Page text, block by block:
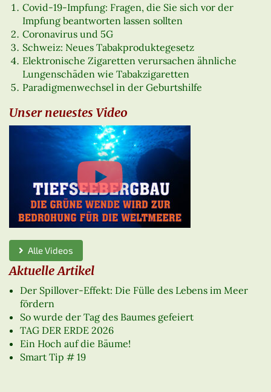
Covid-19-Impfung: Fragen, die Sie sich vor der
Impfung beantworten lassen sollten
Coronavirus und 5G
Schweiz: Neues Tabakproduktegesetz
Elektronische Zigaretten verursachen ähnliche
Lungenschäden wie Tabakzigaretten
Paradigmenwechsel in der Geburtshilfe
Unser neuestes Video
Alle Videos
Aktuelle Artikel
Der Spillover-Effekt: Die Fülle des Lebens im Meer
fördern
So wurde der Tag des Baumes gefeiert
TAG DER ERDE 2026
Ein Hoch auf die Bäume!
Smart Tip # 19